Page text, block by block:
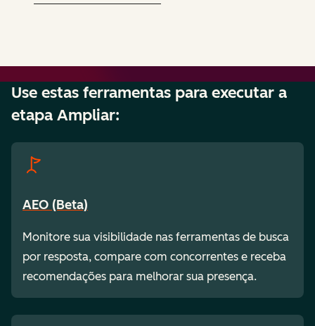
Use estas ferramentas para executar a
etapa Ampliar:
AEO (Beta)
Monitore sua visibilidade nas ferramentas de busca
por resposta, compare com concorrentes e receba
recomendações para melhorar sua presença.